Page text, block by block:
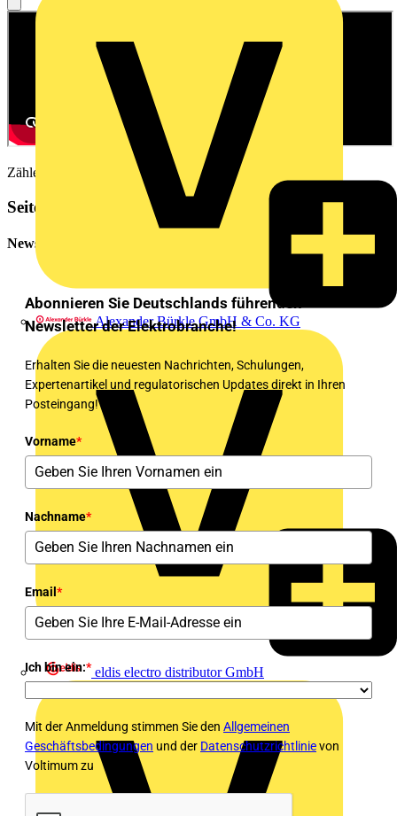
Alexander Bürkle GmbH & Co. KG
eldis electro distributor GmbH
Zählerschränke/Wandschränke ComfortLine
Seitenleiste
Newsletter
Abonnieren Sie Deutschlands führenden
Newsletter der Elektrobranche!
Erhalten Sie die neuesten Nachrichten, Schulungen,
Expertenartikel und regulatorischen Updates direkt in Ihren
Posteingang!
Vorname*
Nachname*
Email *
Ich bin ein:*
Mit der Anmeldung stimmen Sie den Allgemeinen
Geschäftsbedingungen und der Datenschutzrichtlinievon
Voltimum zu